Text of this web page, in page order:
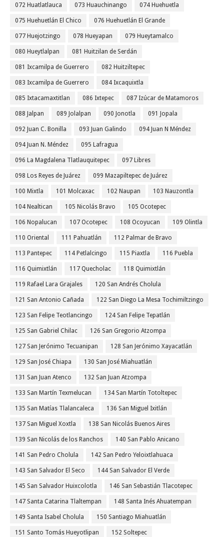
072 Huatlatlauca 073 Huauchinango 074 Huehuetla
075 Huehuetlán El Chico 076 Huehuetlán El Grande
077 Huejotzingo 078 Hueyapan 079 Hueytamalco
080 Hueytlalpan 081 Huitzilan de Serdán
081 Ixcamilpa de Guerrero 082 Huitziltepec
083 Ixcamilpa de Guerrero 084 Ixcaquixtla
085 Ixtacamaxtitlan 086 Ixtepec 087 Izúcar de Matamoros
088 Jalpan 089 Jolalpan 090 Jonotla 091 Jopala
092 Juan C. Bonilla 093 Juan Galindo 094 Juan N Méndez
094 Juan N. Méndez 095 Lafragua
096 La Magdalena Tlatlauquitepec 097 Libres
098 Los Reyes de Juárez 099 Mazapiltepec de Juárez
100 Mixtla 101 Molcaxac 102 Naupan 103 Nauzontla
104 Nealtican 105 Nicolás Bravo 105 Ocotepec
106 Nopalucan 107 Ocotepec 108 Ocoyucan 109 Olintla
110 Oriental 111 Pahuatlán 112 Palmar de Bravo
113 Pantepec 114 Petlalcingo 115 Piaxtla 116 Puebla
116 Quimixtlán 117 Quecholac 118 Quimixtlán
119 Rafael Lara Grajales 120 San Andrés Cholula
121 San Antonio Cañada 122 San Diego La Mesa Tochimiltzingo
123 San Felipe Teotlancingo 124 San Felipe Tepatlán
125 San Gabriel Chilac 126 San Gregorio Atzompa
127 San Jerónimo Tecuanipan 128 San Jerónimo Xayacatlán
129 San José Chiapa 130 San José Miahuatlán
131 San Juan Atenco 132 San Juan Atzompa
133 San Martín Texmelucan 134 San Martín Totoltepec
135 San Matías Tlalancaleca 136 San Miguel Ixitlán
137 San Miguel Xoxtla 138 San Nicolás Buenos Aires
139 San Nicolás de los Ranchos 140 San Pablo Anicano
141 San Pedro Cholula 142 San Pedro Yeloixtlahuaca
143 San Salvador El Seco 144 San Salvador El Verde
145 San Salvador Huixcolotla 146 San Sebastián Tlacotepec
147 Santa Catarina Tlaltempan 148 Santa Inés Ahuatempan
149 Santa Isabel Cholula 150 Santiago Miahuatlán
151 Santo Tomás Hueyotlipan 152 Soltepec